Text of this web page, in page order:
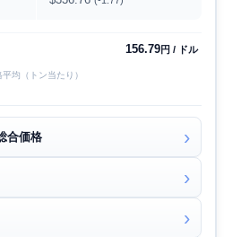
156.79円 / ドル
均（トン当たり）
合価格